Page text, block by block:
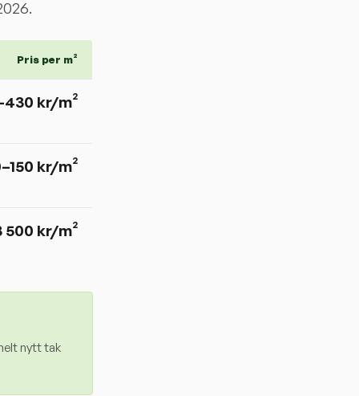
Pris per m²
430 kr/m²
kr/m²
500 kr/m²
nytt tak